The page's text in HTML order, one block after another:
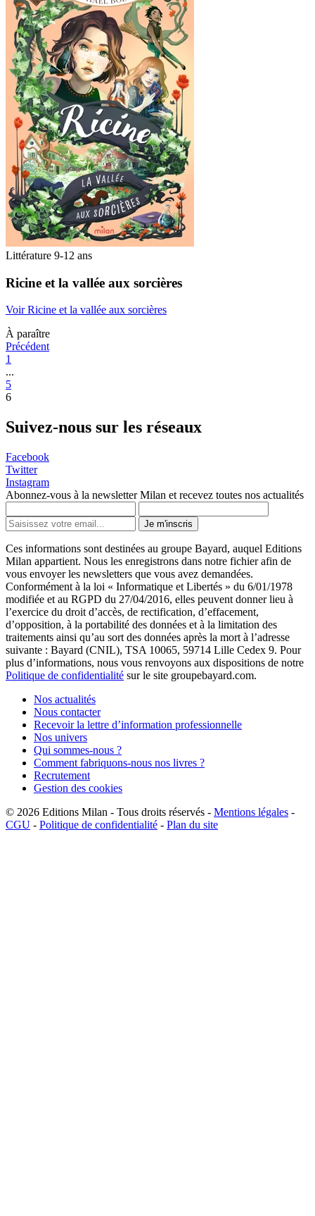
Littérature 9-12 ans
Ricine et la vallée aux sorcières
Voir Ricine et la vallée aux sorcières
À paraître
Précédent
1
...
5
6
Suivez-nous sur les réseaux
Facebook
Twitter
Instagram
Abonnez-vous à la newsletter Milan et recevez toutes nos actualités
Je m'inscris
Ces informations sont destinées au groupe Bayard, auquel Editions
Milan appartient. Nous les enregistrons dans notre fichier afin de
vous envoyer les newsletters que vous avez demandées.
Conformément à la loi « Informatique et Libertés » du 6/01/1978
modifiée et au RGPD du 27/04/2016, elles peuvent donner lieu à
l’exercice du droit d’accès, de rectification, d’effacement,
d’opposition, à la portabilité des données et à la limitation des
traitements ainsi qu’au sort des données après la mort à l’adresse
suivante : Bayard (CNIL), TSA 10065, 59714 Lille Cedex 9. Pour
plus d’informations, nous vous renvoyons aux dispositions de notre
Politique de confidentialité sur le site groupebayard.com.
Nos actualités
Nous contacter
Recevoir la lettre d’information professionnelle
Nos univers
Qui sommes-nous ?
Comment fabriquons-nous nos livres ?
Recrutement
Gestion des cookies
© 2026 Editions Milan - Tous droits réservés - Mentions légales -
CGU - Politique de confidentialité - Plan du site